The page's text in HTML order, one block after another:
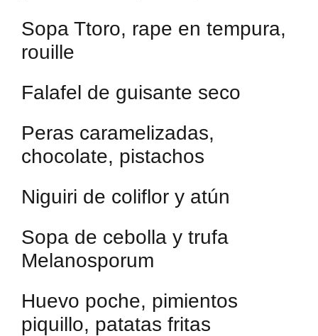
Sopa Ttoro, rape en tempura,
rouille
Falafel de guisante seco
Peras caramelizadas,
chocolate, pistachos
Niguiri de coliflor y atún
Sopa de cebolla y trufa
Melanosporum
Huevo poche, pimientos
piquillo, patatas fritas